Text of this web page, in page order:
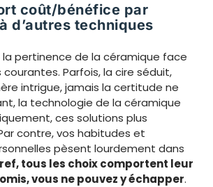
coût/bénéfice par
d’autres techniques
pertinence de la céramique face
Parfois, la cire séduit,
intrigue, jamais la certitude ne
la technologie de la céramique
ces solutions plus
contre, vos habitudes et
pèsent lourdement dans
tous les choix comportent leur
vous ne pouvez y échapper.